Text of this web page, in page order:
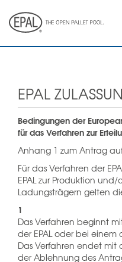
main
EPAL
Bedingungen der
für das Verfahren zur
Anhang 1 zum Antrag auf
Für das Verfahren der
EPAL zur Produktion
Ladungsträgern gelten
1
Das Verfahren beginnt
der EPAL oder bei einem
Das Verfahren endet mit
der Ablehnung des